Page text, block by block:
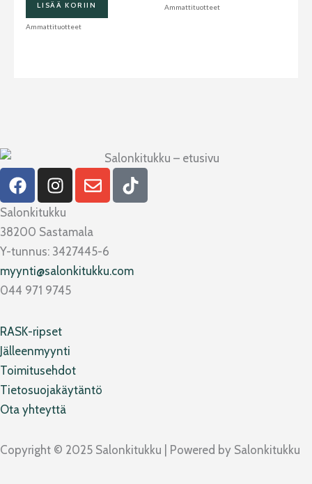
LISÄÄ KORIIN
Ammattituotteet
Ammattituotteet
F
a
c
e
b
o
o
k
I
n
s
t
a
g
r
a
E
n
e
l
o
p
T
i
Salonkitukku
38200 Sastamala
Y-tunnus: 3427445-6
myynti@salonkitukku.com
044 971 9745
RASK-ripset
Jälleenmyynti
Toimitusehdot
Tietosuojakäytäntö
Ota yhteyttä
Copyright © 2025 Salonkitukku | Powered by Salonkitukku